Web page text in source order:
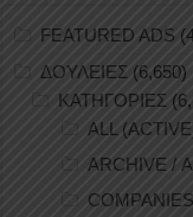
FEATURED ADS
ΔΟΥΛΕΙΕΣ (6,650)
ΚΑΤΗΓΟΡΙΕΣ
ALL
ARCHIVE /
COMPANIES